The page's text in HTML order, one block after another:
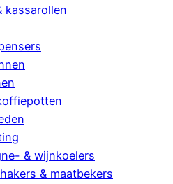
kassarollen
& wijnkoelers
& maatbekers